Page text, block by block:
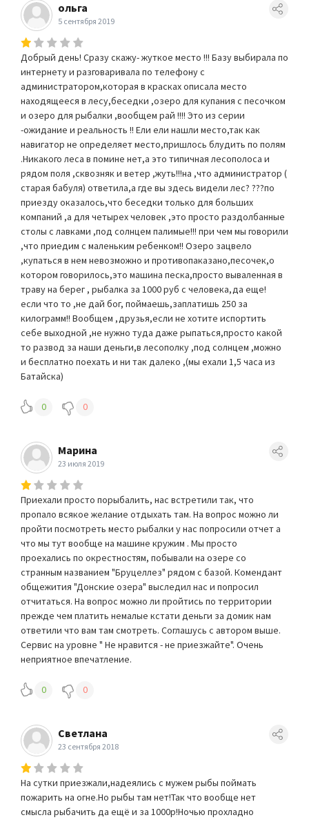
ольга
5 сентября 2019
Добрый день! Сразу скажу- жуткое место !!! Базу выбирала по
интернету и разговаривала по телефону с
администратором,которая в красках описала место
находящееся в лесу,беседки ,озеро для купания с песочком
и озеро для рыбалки ,вообщем рай !!!! Это из серии
-ожидание и реальность !! Ели ели нашли место,так как
навигатор не определяет место,пришлось блудить по полям
.Никакого леса в помине нет,а это типичная лесополоса и
рядом поля ,сквозняк и ветер ,жуть!!!на ,что администратор (
старая бабуля) ответила,а где вы здесь видели лес? ???по
приезду оказалось,что беседки только для больших
компаний ,а для четырех человек ,это просто раздолбанные
столы с лавками ,под солнцем палимые!!! при чем мы говорили
,что приедим с маленьким ребенком!! Озеро зацвело
,купаться в нем невозможно и противопаказано,песочек,о
котором говорилось,это машина песка,просто вываленная в
траву на берег , рыбалка за 1000 руб с человека,да еще!
если что то ,не дай бог, поймаешь,заплатишь 250 за
килограмм!! Вообщем ,друзья,если не хотите испортить
себе выходной ,не нужно туда даже рыпаться,просто какой
то развод за наши деньги,в лесополку ,под солнцем ,можно
и бесплатно поехать и ни так далеко ,(мы ехали 1,5 часа из
Батайска)
0 0
Марина
23 июля 2019
Приехали просто порыбалить, нас встретили так, что
пропало всякое желание отдыхать там. На вопрос можно ли
пройти посмотреть место рыбалки у нас попросили отчет а
что мы тут вообще на машине кружим . Мы просто
проехались по окрестностям, побывали на озере со
странным названием "Бруцеллез" рядом с базой. Комендант
общежития "Донские озера" выследил нас и попросил
отчитаться. На вопрос можно ли пройтись по территории
прежде чем платить немалые кстати деньги за домик нам
ответили что вам там смотреть. Соглашусь с автором выше.
Сервис на уровне " Не нравится - не приезжайте". Очень
неприятное впечатление.
0 0
Светлана
23 сентября 2018
На сутки приезжали,надеялись с мужем рыбы поймать
пожарить на огне.Но рыбы там нет!Так что вообще нет
смысла рыбачить да ещё и за 1000р!Ночью прохладно